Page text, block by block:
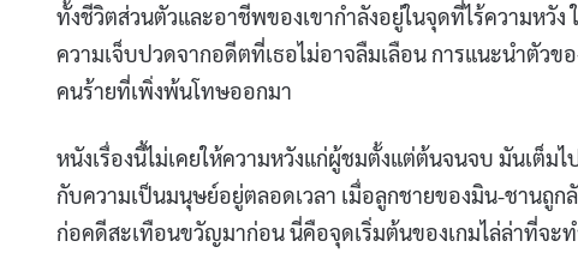
ทั้งชีวิตส่วนตัวและอาชีพของเขากำลังอยู่ในจุดที่ไร้ความหวั
ความเจ็บปวดจากอดีตที่เธอไม่อาจลืมเลือน การแนะนำตัว
คนร้ายที่เพิ่งพ้นโทษออกมา
หนังเรื่องนี้ไม่เคยให้ความหวังแก่ผู้ชมตั้งแต่ต้นจนจบ มันเต็ม
กับความเป็นมนุษย์อยู่ตลอดเวลา เมื่อลูกชายของมิน-ชานถูก
ก่อคดีสะเทือนขวัญมาก่อน นี่คือจุดเริ่มต้นของเกมไล่ล่าที่จะ